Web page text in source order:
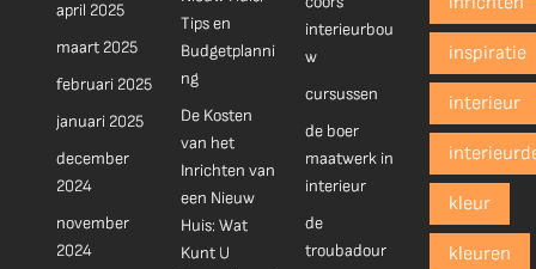
april 2025
maart 2025
februari 2025
januari 2025
december
2024
november
2024
Tips en
Budgetplanni
ng
De Kosten
van het
Inrichten van
een Nieuw
Huis: Wat
Kunt U
interieurbou
w
cursussen
de boer
maatwerk in
interieur
de
troubadour
inspiratie
interieur
kleur
kleuren